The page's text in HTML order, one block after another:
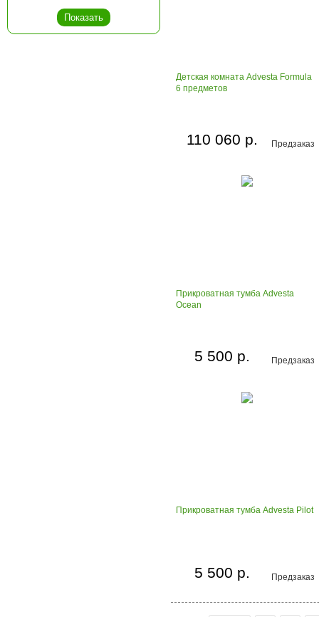
Детская комната Advesta Formula
6 предметов
Предзаказ
110 060 р.
Прикроватная тумба Advesta
Осеаn
Предзаказ
5 500 р.
Прикроватная тумба Advesta Pilot
Предзаказ
5 500 р.